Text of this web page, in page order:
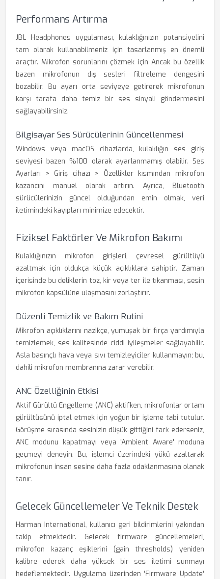
Performans Artırma
JBL Headphones uygulaması, kulaklığınızın potansiyelini
tam olarak kullanabilmeniz için tasarlanmış en önemli
araçtır. Mikrofon sorunlarını çözmek için Ancak bu özellik
bazen mikrofonun dış sesleri filtreleme dengesini
bozabilir. Bu ayarı orta seviyeye getirerek mikrofonun
karşı tarafa daha temiz bir ses sinyali göndermesini
sağlayabilirsiniz.
Bilgisayar Ses Sürücülerinin Güncellenmesi
Windows veya macOS cihazlarda, kulaklığın ses giriş
seviyesi bazen %100 olarak ayarlanmamış olabilir. Ses
Ayarları > Giriş cihazı > Özellikler kısmından mikrofon
kazancını manuel olarak artırın. Ayrıca, Bluetooth
sürücülerinizin güncel olduğundan emin olmak, veri
iletimindeki kayıpları minimize edecektir.
Fiziksel Faktörler Ve Mikrofon Bakımı
Kulaklığınızın mikrofon girişleri, çevresel gürültüyü
azaltmak için oldukça küçük açıklıklara sahiptir. Zaman
içerisinde bu deliklerin toz, kir veya ter ile tıkanması, sesin
mikrofon kapsülüne ulaşmasını zorlaştırır.
Düzenli Temizlik ve Bakım Rutini
Mikrofon açıklıklarını nazikçe, yumuşak bir fırça yardımıyla
temizlemek, ses kalitesinde ciddi iyileşmeler sağlayabilir.
Asla basınçlı hava veya sıvı temizleyiciler kullanmayın; bu,
dahili mikrofon membranına zarar verebilir.
ANC Özelliğinin Etkisi
Aktif Gürültü Engelleme (ANC) aktifken, mikrofonlar ortam
gürültüsünü iptal etmek için yoğun bir işleme tabi tutulur.
Görüşme sırasında sesinizin düşük gittiğini fark ederseniz,
ANC modunu kapatmayı veya 'Ambient Aware' moduna
geçmeyi deneyin. Bu, işlemci üzerindeki yükü azaltarak
mikrofonun insan sesine daha fazla odaklanmasına olanak
tanır.
Gelecek Güncellemeler Ve Teknik Destek
Harman International, kullanıcı geri bildirimlerini yakından
takip etmektedir. Gelecek firmware güncellemeleri,
mikrofon kazanç eşiklerini (gain thresholds) yeniden
kalibre ederek daha yüksek bir ses iletimi sunmayı
hedeflemektedir. Uygulama üzerinden 'Firmware Update'